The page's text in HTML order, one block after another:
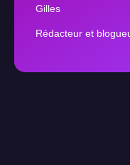
Gilles
Rédacteur et